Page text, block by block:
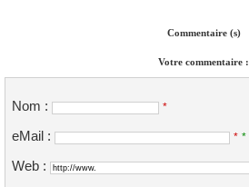
Commentaire (s)
Votre commentaire :
Nom : *
eMail : * *
Web :